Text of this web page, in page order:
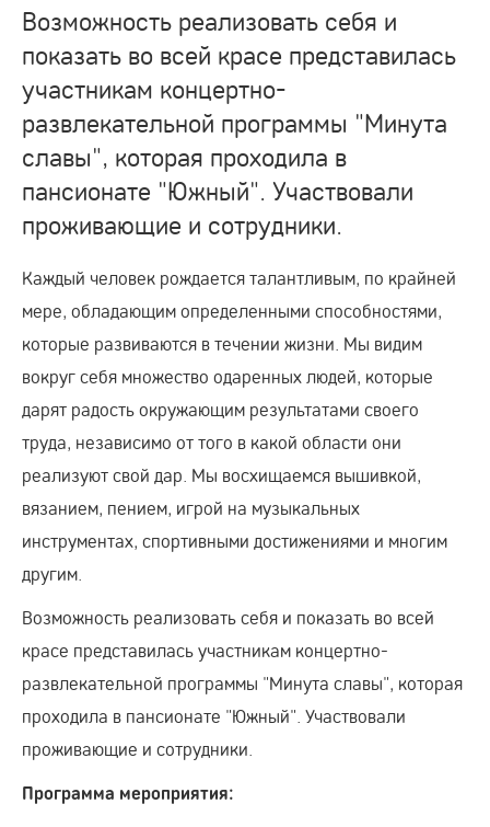
Возможность реализовать себя и
показать во всей красе представилась
участникам концертно-
развлекательной программы "Минута
славы", которая проходила в
пансионате "Южный". Участвовали
проживающие и сотрудники.
Каждый человек рождается талантливым, по крайней
мере, обладающим определенными способностями,
которые развиваются в течении жизни. Мы видим
вокруг себя множество одаренных людей, которые
дарят радость окружающим результатами своего
труда, независимо от того в какой области они
реализуют свой дар. Мы восхищаемся вышивкой,
вязанием, пением, игрой на музыкальных
инструментах, спортивными достижениями и многим
другим.
Возможность реализовать себя и показать во всей
красе представилась участникам концертно-
развлекательной программы "Минута славы", которая
проходила в пансионате "Южный". Участвовали
проживающие и сотрудники.
Программа мероприятия: